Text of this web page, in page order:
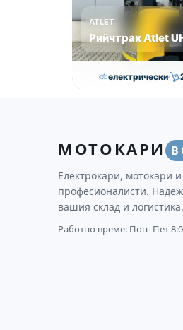
ATLET
Рийчтрак Atlet
електрически
8950 2012
МОТОКАРИ
Електрокари, мотокари
професионалисти.
вашия склад и логистика.
Работно време: Пон–Пет